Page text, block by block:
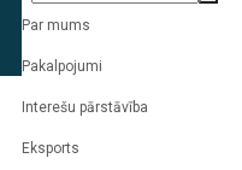
Par mums
Pakalpojumi
Interešu pārstāvība
Eksports